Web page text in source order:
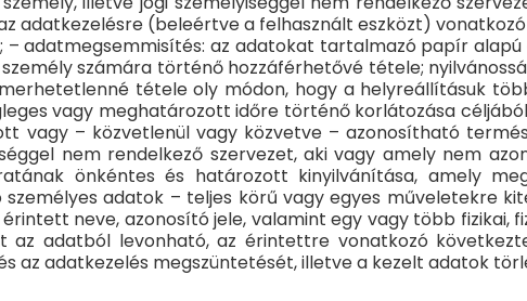
adatkezelésre (beleértve a felhasznált eszközt)
adatmegsemmisítés: az adatokat tartalmazó papír alapú
számára történő hozzáférhetővé tétele;
tétele oly módon, hogy a helyreállításuk
vagy meghatározott időre történő korlátozása
vagy – közvetlenül vagy közvetve – azonosítható
nem rendelkező szervezet, aki vagy amely nem
önkéntes és határozott kinyilvánítása, amely
adatok – teljes körű vagy egyes műveletekre
neve, azonosító jele, valamint egy vagy több fizikai,
az adatból levonható, az érintettre vonatkozó
az adatkezelés megszüntetését, illetve a kezelt adatok